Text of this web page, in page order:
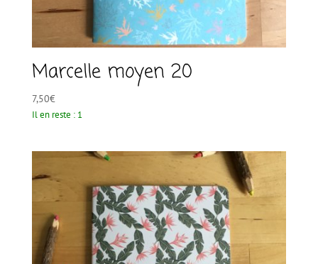
Marcelle moyen 20
7,50€
Il en reste : 1